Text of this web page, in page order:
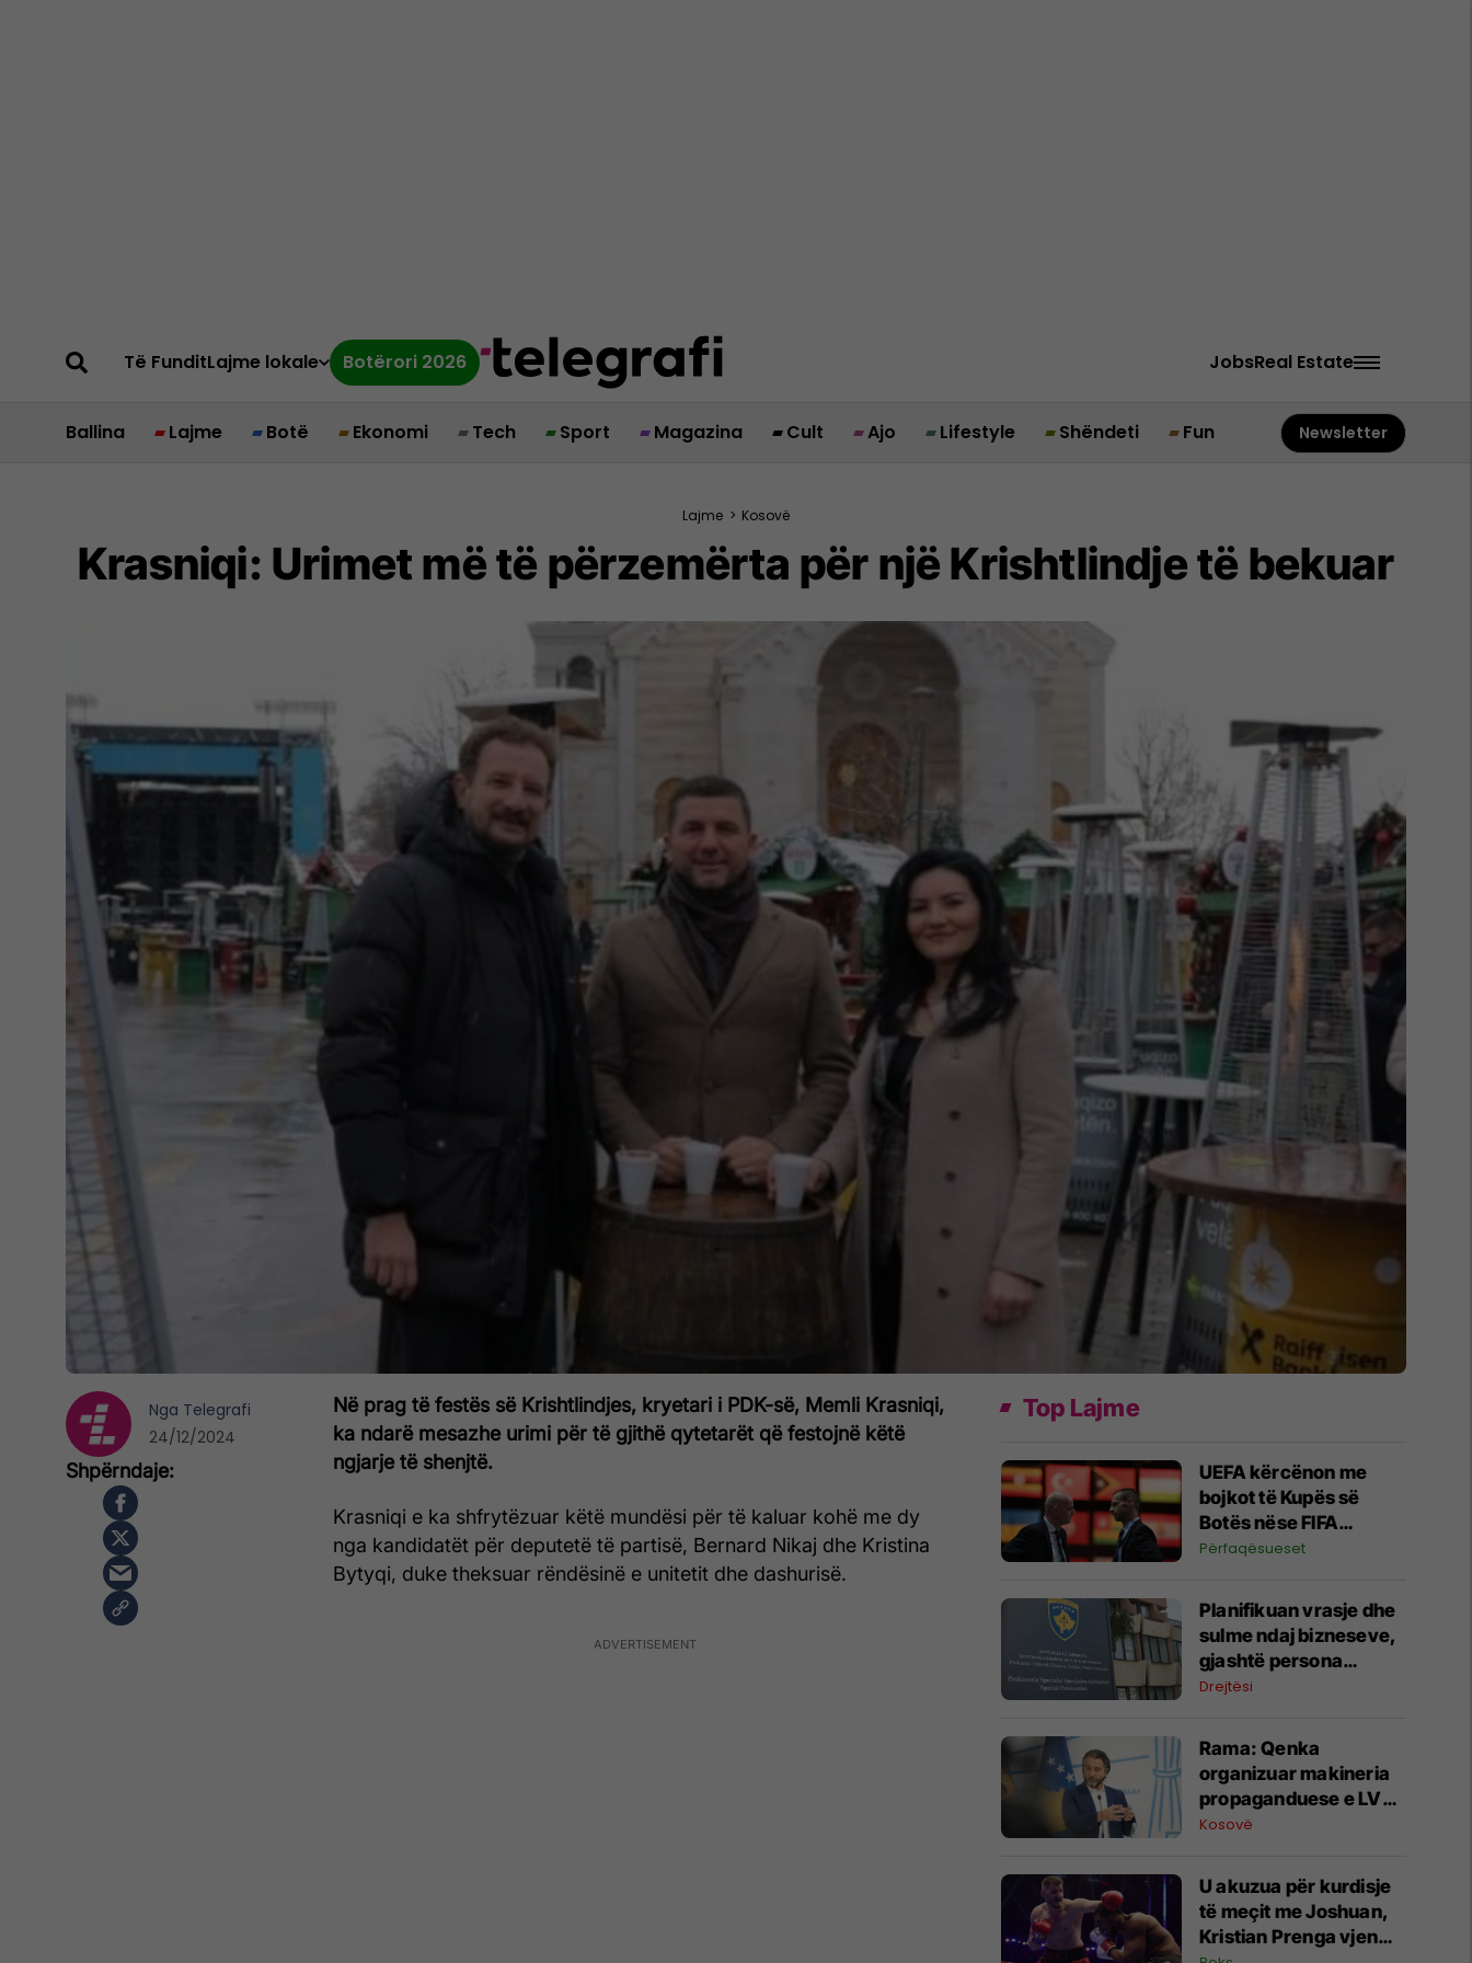
Të FunditLajme lokale Botërori 2026 JobsReal Estate
Ballina Lajme Botë Ekonomi Tech Sport Magazina Cult Ajo Lifestyle Shëndeti Fun Newsletter
Lajme > Kosovë
Krasniqi: Urimet më të përzemërta për një Krishtlindje të bekuar
Në prag të festës së Krishtlindjes, kryetari i PDK-së, Memli Krasniqi,
ka ndarë mesazhe urimi për të gjithë qytetarët që festojnë këtë
ngjarje të shenjtë.
Krasniqi e ka shfrytëzuar këtë mundësi për të kaluar kohë me dy
nga kandidatët për deputetë të partisë, Bernard Nikaj dhe Kristina
Bytyqi, duke theksuar rëndësinë e unitetit dhe dashurisë.
Nga Telegrafi
24/12/2024
Top Lajme
UEFA kërcënon me
bojkot të Kupës së
Botës nëse FIFA
miraton projektin për
Përfaqësueset
​Planifikuan vrasje dhe
sulme ndaj bizneseve,
gjashtë persona
përfundojnë nën
Drejtësi
Rama: Qenka
organizuar makineria
propaganduese e LVV-
së kundër meje në
LDK-së
Kosovë
U akuzua për kurdisje
të meçit me Joshuan,
Kristian Prenga vjen